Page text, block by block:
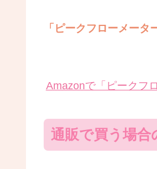
「ピークフローメータ
Amazonで「ピークフ
通販で買う場